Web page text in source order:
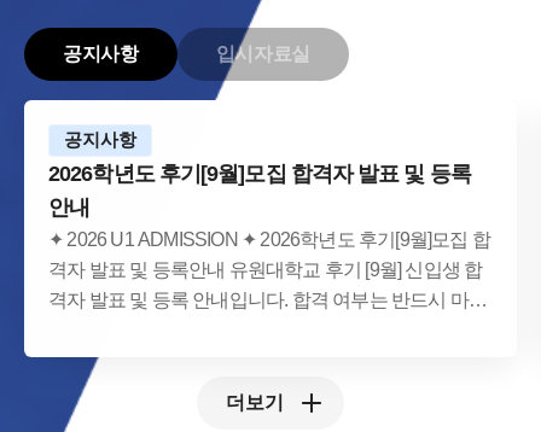
공지사항
공지사항
2026학년도 후기[9월]모집 합격자 발표 및 등록
안내
✦ 2026 U1 ADMISSION ✦ 2026학년도 후기[9월]모집 합
격자 발표 및 등록안내 유원대학교 후기 [9월] 신입생 합
격자 발표 및 등록 안내입니다. 합격 여부는 반드시 마이
2026.07.30.(목) 13:00 🎉 합격을 진심으로 축하드립니다!
합격자 조회 📢 합격자 발표 일시 2026. 7. 30.(목) 13:00
조회방법 마이페이지 접속 후 로그인 → 합격자 발표 메
더보기
입시자료실